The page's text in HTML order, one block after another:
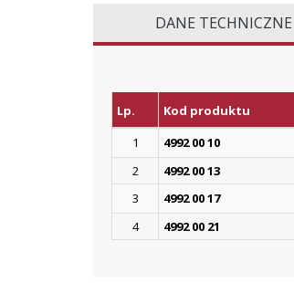
DANE TECHNICZNE
Lp. Kod produktu
1
4992 00 10
2
4992 00 13
3
4992 00 17
4
4992 00 21